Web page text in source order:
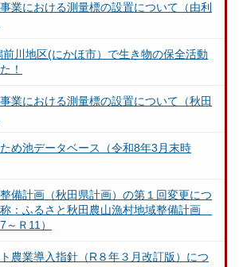
業における測量標の設置について（由利
川地区(にかほ市）で生き物の保全活動
！
業における測量標の設置について（秋田
め池データベース（令和8年3月末時
備計画（秋田県計画）の第１回変更につ
：ふるさと秋田農山漁村地域整備計画
Ｒ11）
農業導入指針（R８年３月改訂版）につ